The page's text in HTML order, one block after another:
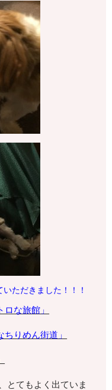
いただきました！！！
な旅館」
りめん街道」
とてもよく出ていま